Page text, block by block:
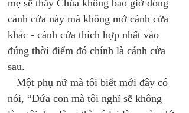
mẹ sẽ thấy Chúa không bao giờ đóng
cánh cửa này mà không mở cánh cửa
khác - cánh cửa thích hợp nhất vào
đúng thời điểm đó chính là cánh cửa
sau.
Một phụ nữ mà tôi biết mới đây có
nói, “Đứa con mà tôi nghĩ sẽ không